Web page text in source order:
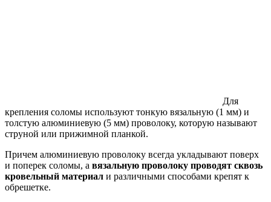
Для
крепления соломы используют тонкую вязальную (1 мм) и
толстую алюминиевую (5 мм) проволоку, которую называют
струной или прижимной планкой.
Причем алюминиевую проволоку всегда укладывают поверх
и поперек соломы, а вязальную проволоку проводят сквозь
кровельный материал и различными способами крепят к
обрешетке.